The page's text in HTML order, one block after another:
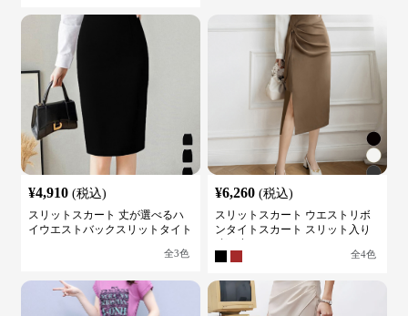
¥4,910 (税込)
スリットスカート 丈が選べるハ
イウエストバックスリットタイト
全3色
¥6,260 (税込)
スリットスカート ウエストリボ
ンタイトスカート スリット入り
全4色